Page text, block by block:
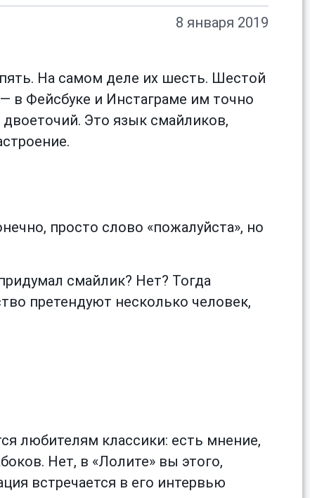
8 января 2019
На самом деле их шесть. Шестой
в Фейсбуке и Инстаграме им точно
Это язык смайликов,
просто слово «пожалуйста», но
смайлик? Нет? Тогда
претендуют несколько человек,
любителям классики: есть мнение,
Нет, в «Лолите» вы этого,
встречается в его интервью